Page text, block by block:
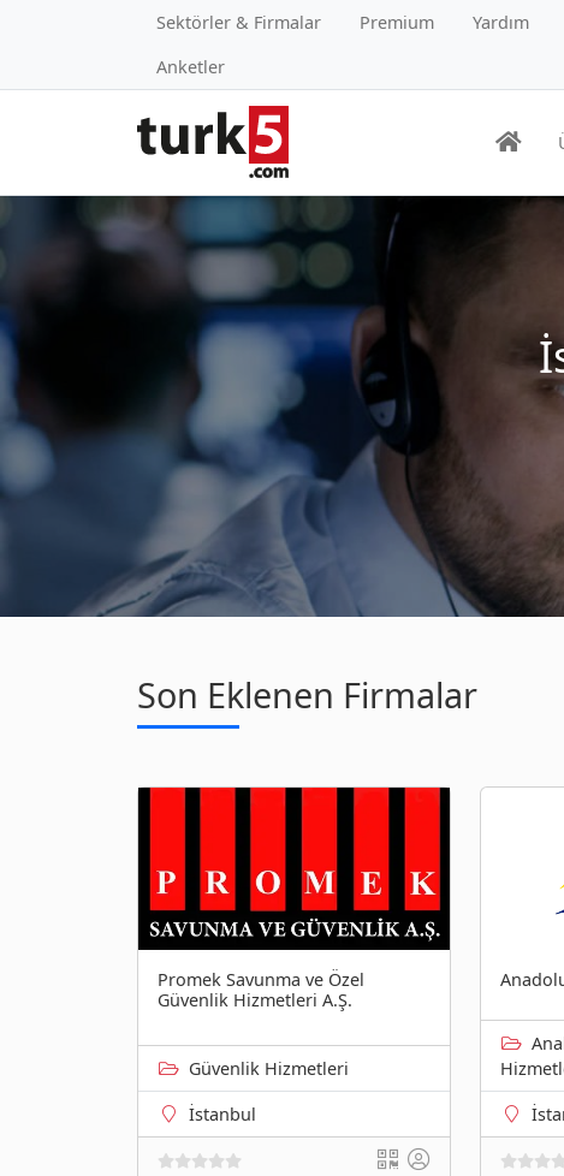
Sektörler & Firmalar Premium Yardım
Anketler
Son Eklenen Firmalar
Promek Savunma ve Özel
Güvenlik Hizmetleri A.Ş.
Güvenlik Hizmetleri
İstanbul